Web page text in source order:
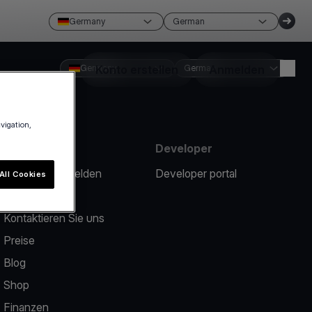
Germany German
Konto erstellen Anmelden
Germany German
Ein Problem melden
Kontaktieren Sie uns
Preise
Blog
Shop
Finanzen
Developer
Developer portal
Cookies